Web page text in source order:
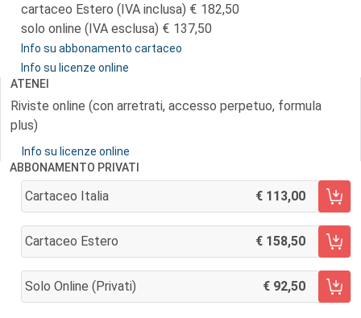
cartaceo Estero (IVA inclusa)
182,50
solo online (IVA esclusa)
137,50
Info su abbonamento cartaceo
Info su licenze online
ATENEI
Riviste online (con arretrati, accesso perpetuo, formula
plus)
Info su licenze online
ABBONAMENTO PRIVATI
Cartaceo Italia 113,00
AGGIUNGI AL CARRELLO
Cartaceo Estero 158,50
AGGIUNGI AL CARRELLO
Solo Online (privati) 92,50
AGGIUNGI AL CARRELLO